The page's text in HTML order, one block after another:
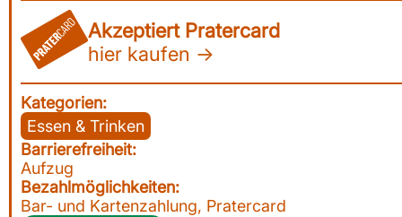
Akzeptiert Pratercard
hier kaufen →
Kategorien:
Essen & Trinken
Barrierefreiheit:
Aufzug
Bezahlmöglichkeiten:
Bar- und Kartenzahlung, Pratercard